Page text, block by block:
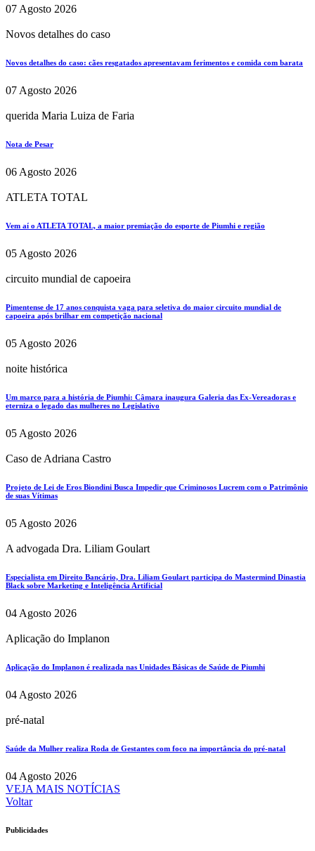
07 Agosto 2026
Novos detalhes do caso
Novos detalhes do caso: cães resgatados apresentavam ferimentos e comida com barata
07 Agosto 2026
querida Maria Luiza de Faria
Nota de Pesar
06 Agosto 2026
ATLETA TOTAL
Vem aí o ATLETA TOTAL, a maior premiação do esporte de Piumhi e região
05 Agosto 2026
circuito mundial de capoeira
Pimentense de 17 anos conquista vaga para seletiva do maior circuito mundial de
capoeira após brilhar em competição nacional
05 Agosto 2026
noite histórica
Um marco para a história de Piumhi: Câmara inaugura Galeria das Ex-Vereadoras e
eterniza o legado das mulheres no Legislativo
05 Agosto 2026
Caso de Adriana Castro
Projeto de Lei de Eros Biondini Busca Impedir que Criminosos Lucrem com o Patrimônio
de suas Vítimas
05 Agosto 2026
A advogada Dra. Liliam Goulart
Especialista em Direito Bancário, Dra. Liliam Goulart participa do Mastermind Dinastia
Black sobre Marketing e Inteligência Artificial
04 Agosto 2026
Aplicação do Implanon
Aplicação do Implanon é realizada nas Unidades Básicas de Saúde de Piumhi
04 Agosto 2026
pré-natal
Saúde da Mulher realiza Roda de Gestantes com foco na importância do pré-natal
04 Agosto 2026
VEJA MAIS NOTÍCIAS
Voltar
Publicidades